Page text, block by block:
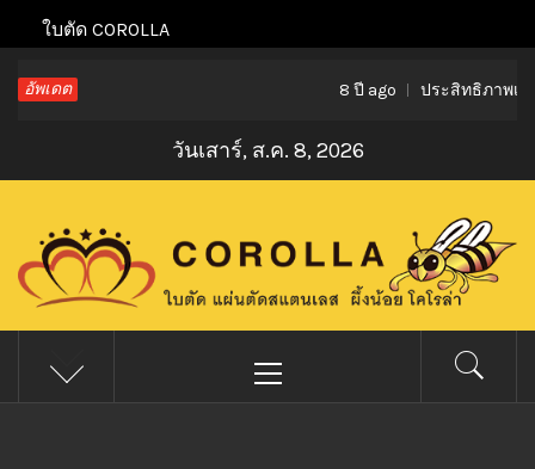
Skip
to
content
ใบตัด COROLLA
อัพเดต 8 ปี ago ประสิทธิภาพเมื่
วันเสาร์, ส.ค. 8, 2026
ใบตัดโคโรล่า
ใบตัด แผ่นตัด ผึ้งน้อย COROLLA ใบตัดสแตนเลส
Menu